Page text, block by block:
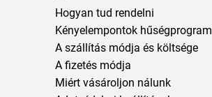
Hogyan tud rendelni
Kényelempontok hűségprogram
A szállítás módja és költsége
A fizetés módja
Miért vásároljon nálunk